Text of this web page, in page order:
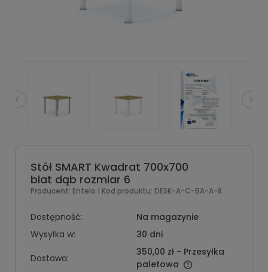
Stół SMART Kwadrat 700x700
blat dąb rozmiar 6
Producent: Entelo | Kod produktu: DESK-A-C-BA-A-8
Dostępność:
Na magazynie
Wysyłka w:
30 dni
Dostawa:
350,00 zł - Przesyłka
paletowa